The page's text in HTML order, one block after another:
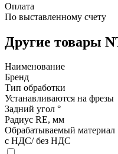
Оплата
По выставленному счету
Другие товары
Наименование
Бренд
Тип обработки
Устанавливаются на фрезы
Задний угол °
Радиус RE, мм
Обрабатываемый материал
с НДС/ без НДС